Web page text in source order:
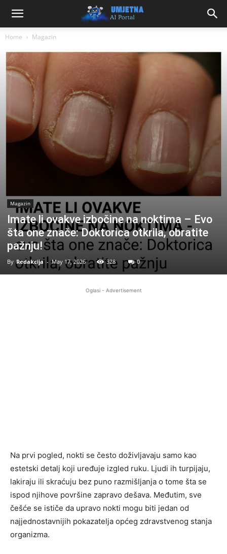
Home Magazin
Magazin
Imate li ovakve izbočine na noktima – Evo
šta one znače: Doktorica otkrila, obratite
pažnju!
By Redakcija - May 17, 2026 328 0
Oglasi - Advertisement
Na prvi pogled, nokti se često doživljavaju samo kao
estetski detalj koji uređuje izgled ruku. Ljudi ih turpijaju,
lakiraju ili skraćuju bez puno razmišljanja o tome šta se
ispod njihove površine zapravo dešava. Međutim, sve
češće se ističe da upravo nokti mogu biti jedan od
najjednostavnijih pokazatelja općeg zdravstvenog stanja
organizma.